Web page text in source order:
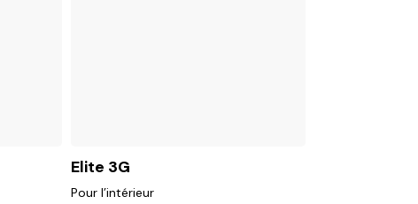
Elite 3G
Pour l’intérieur